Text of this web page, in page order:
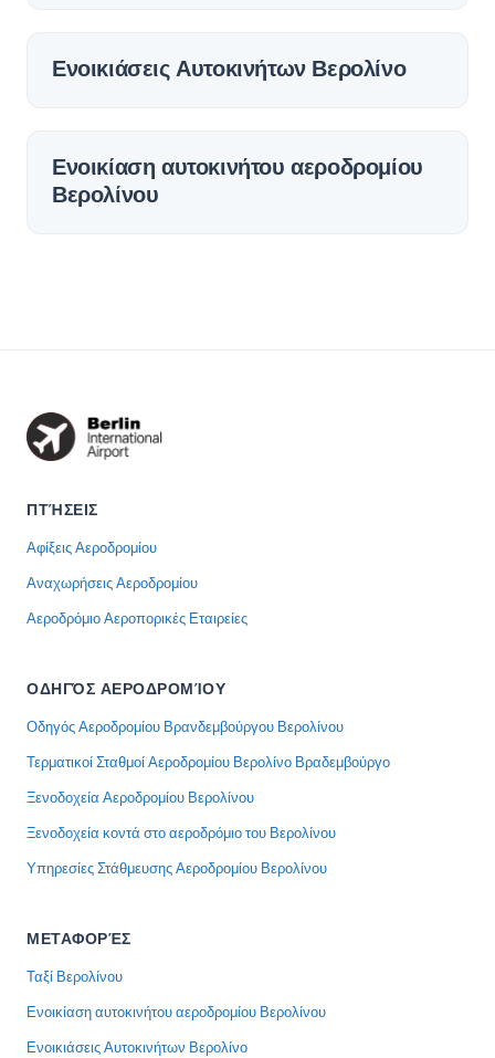
Ενοικιάσεις Αυτοκινήτων Βερολίνο
Ενοικίαση αυτοκινήτου αεροδρομίου
Βερολίνου
ΠΤΉΣΕΙΣ
Αφίξεις Αεροδρομίου
Αναχωρήσεις Αεροδρομίου
Αεροδρόμιο Αεροπορικές Εταιρείες
ΟΔΗΓΌΣ ΑΕΡΟΔΡΟΜΊΟΥ
Οδηγός Αεροδρομίου Βρανδεμβούργου Βερολίνου
Τερματικοί Σταθμοί Αεροδρομίου Βερολίνο Βραδεμβούργο
Ξενοδοχεία Αεροδρομίου Βερολίνου
Ξενοδοχεία κοντά στο αεροδρόμιο του Βερολίνου
Υπηρεσίες Στάθμευσης Αεροδρομίου Βερολίνου
ΜΕΤΑΦΟΡΈΣ
Ταξί Βερολίνου
Ενοικίαση αυτοκινήτου αεροδρομίου Βερολίνου
Ενοικιάσεις Αυτοκινήτων Βερολίνο